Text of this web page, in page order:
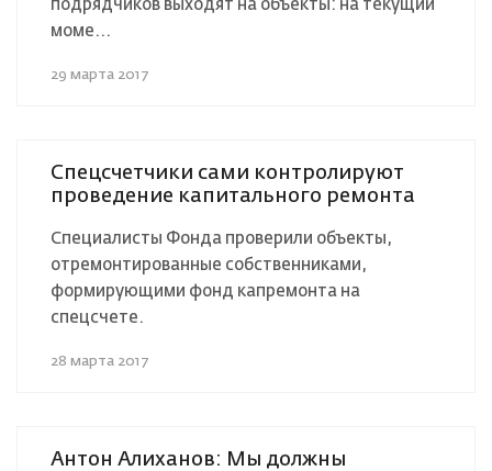
подрядчиков выходят на объекты: на текущий
моме...
29 марта 2017
Спецсчетчики сами контролируют
проведение капитального ремонта
Специалисты Фонда проверили объекты,
отремонтированные собственниками,
формирующими фонд капремонта на
спецсчете.
28 марта 2017
Антон Алиханов: Мы должны